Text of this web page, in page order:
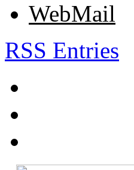
WebMail
RSS Entries